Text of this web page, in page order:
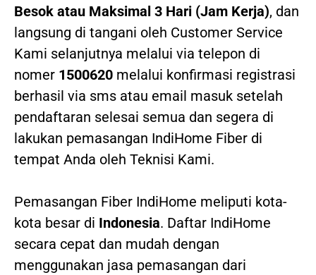
Besok atau Maksimal 3 Hari (Jam Kerja), dan
langsung di tangani oleh Customer Service
Kami selanjutnya melalui via telepon di
nomer 1500620 melalui konfirmasi registrasi
berhasil via sms atau email masuk setelah
pendaftaran selesai semua dan segera di
lakukan pemasangan IndiHome Fiber di
tempat Anda oleh Teknisi Kami.
Pemasangan Fiber IndiHome meliputi kota-
kota besar di Indonesia. Daftar IndiHome
secara cepat dan mudah dengan
menggunakan jasa pemasangan dari